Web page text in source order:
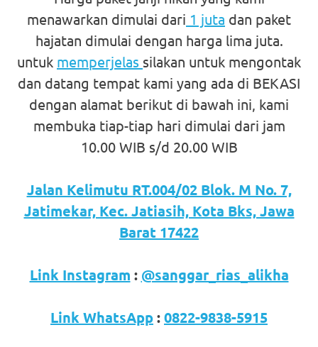
Hours
Online
replica
rolex.
More
Here
Wiht
Discount
menawarkan dimulai dari 1 juta dan paket
hajatan dimulai dengan harga lima juta.
untuk memperjelas silakan untuk mengontak
dan datang tempat kami yang ada di BEKASI
dengan alamat berikut di bawah ini, kami
membuka tiap-tiap hari dimulai dari jam
10.00 WIB s/d 20.00 WIB
Jalan Kelimutu RT.004/02 Blok. M No. 7,
Jatimekar, Kec. Jatiasih, Kota Bks, Jawa
Barat 17422
Link Instagram : @sanggar_rias_alikha
Link WhatsApp:0822-9838-5915